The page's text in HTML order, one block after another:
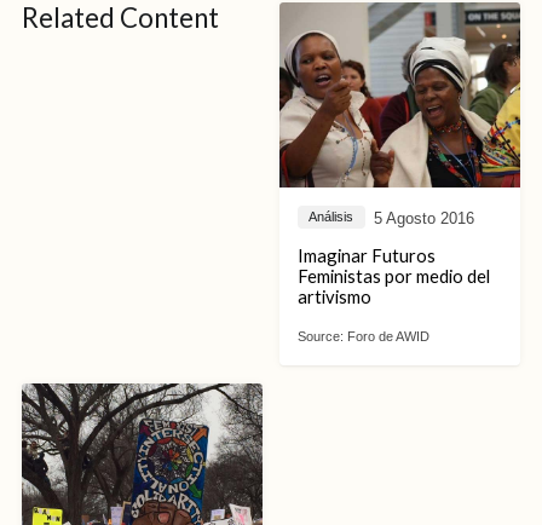
Related Content
Análisis 5 Agosto 2016
Imaginar Futuros
Feministas por medio del
artivismo
Source: Foro de AWID